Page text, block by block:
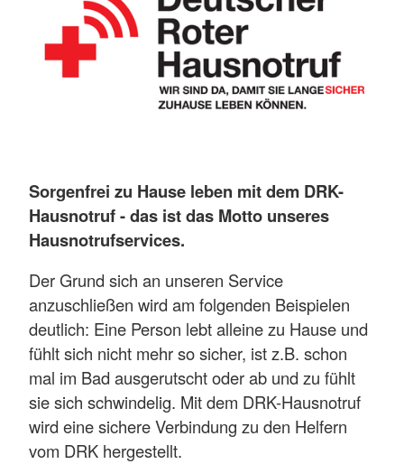
Sorgenfrei zu Hause leben mit dem DRK-
Hausnotruf - das ist das Motto unseres
Hausnotrufservices.
Der Grund sich an unseren Service
anzuschließen wird am folgenden Beispielen
deutlich: Eine Person lebt alleine zu Hause und
fühlt sich nicht mehr so sicher, ist z.B. schon
mal im Bad ausgerutscht oder ab und zu fühlt
sie sich schwindelig. Mit dem DRK-Hausnotruf
wird eine sichere Verbindung zu den Helfern
vom DRK hergestellt.